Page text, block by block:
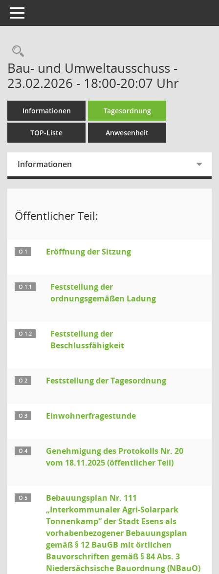
Toggle navigation
Rechercheauswahl
Bau- und Umweltausschuss -
23.02.2026 - 18:00-20:07 Uhr
Informationen Tagesordnung
TOP-Liste Anwesenheit
Informationen
Öffentlicher Teil:
Ö 1 Eröffnung der Sitzung
Ö 1.1
Feststellung der
ordnungsgemäßen Ladung
Ö 1.2
Feststellung der
Beschlussfähigkeit
Ö 2 Feststellung der Tagesordnung
Ö 3 Einwohnerfragestunde
Ö 4
Genehmigung des Protokolls Nr. 20
vom 18.11.2025 (öffentlicher Teil)
Ö 5
Bebauungsplan Nr. 111
„Interkommunaler Agri-Solarpark
Tonnenkamp“ der Stadt Esens als
vorhabenbezogener Bebauungsplan
gemäß § 12 BauGB mit örtlichen
Bauvorschriften gemäß § 84 Abs. 3
Niedersächsische Bauordnung (NBauO)